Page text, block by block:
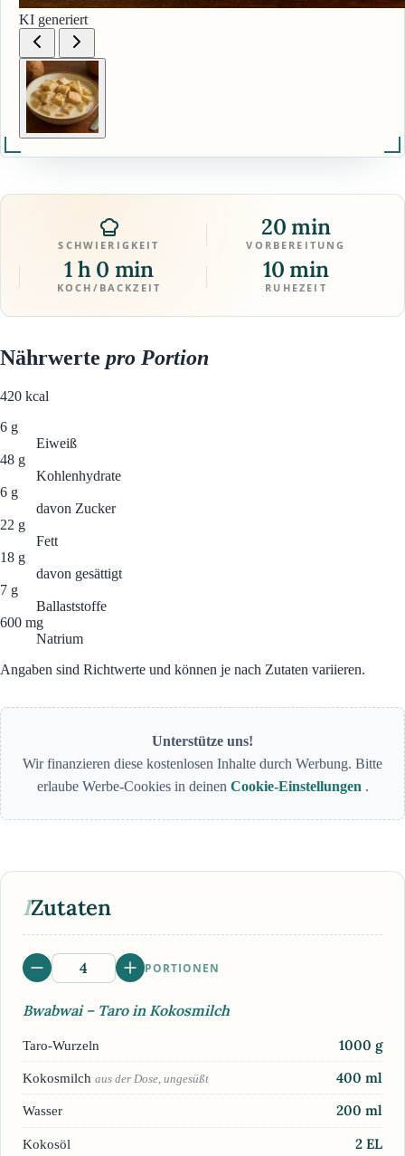
KI generiert
SCHWIERIGKEIT
20 min
VORBEREITUNG
1 h 0 min
KOCH/BACKZEIT
10 min
RUHEZEIT
Nährwerte pro Portion
420 kcal
6 g
Eiweiß
48 g
Kohlenhydrate
6 g
davon Zucker
22 g
Fett
18 g
davon gesättigt
7 g
Ballaststoffe
600 mg
Natrium
Angaben sind Richtwerte und können je nach Zutaten variieren.
Unterstütze uns!
Wir finanzieren diese kostenlosen Inhalte durch Werbung. Bitte
erlaube Werbe-Cookies in deinen Cookie-Einstellungen .
IZutaten
PORTIONEN
Bwabwai – Taro in Kokosmilch
Taro-Wurzeln 1000 g
Kokosmilch aus der Dose, ungesüßt 400 ml
Wasser 200 ml
Kokosöl 2 EL